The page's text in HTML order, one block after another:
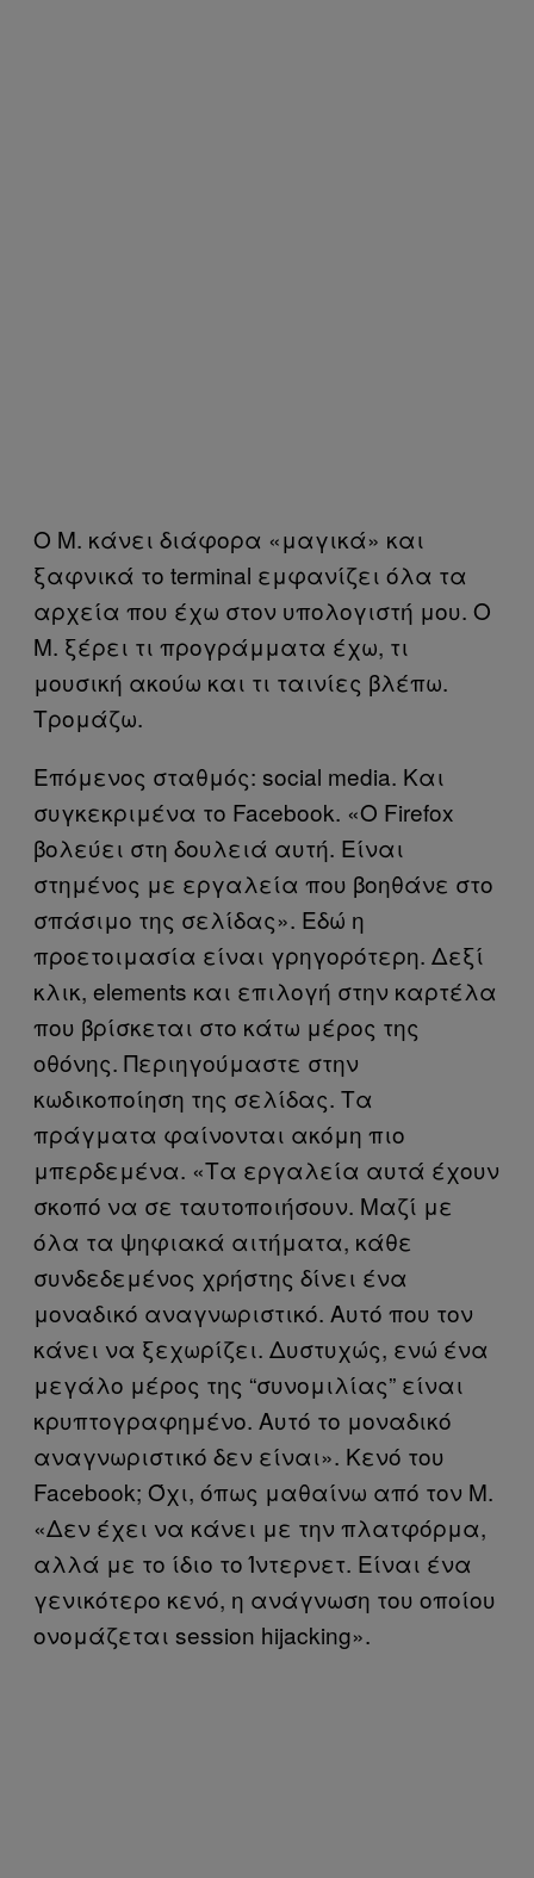
Ο Μ. κάνει διάφορα «μαγικά» και
ξαφνικά το terminal εμφανίζει όλα τα
αρχεία που έχω στον υπολογιστή μου. Ο
Μ. ξέρει τι προγράμματα έχω, τι
μουσική ακούω και τι ταινίες βλέπω.
Τρομάζω.
Επόμενος σταθμός: social media. Και
συγκεκριμένα το Facebook. «Ο Firefox
βολεύει στη δουλειά αυτή. Είναι
στημένος με εργαλεία που βοηθάνε στο
σπάσιμο της σελίδας». Εδώ η
προετοιμασία είναι γρηγορότερη. Δεξί
κλικ, elements και επιλογή στην καρτέλα
που βρίσκεται στο κάτω μέρος της
οθόνης. Περιηγούμαστε στην
κωδικοποίηση της σελίδας. Τα
πράγματα φαίνονται ακόμη πιο
μπερδεμένα. «Τα εργαλεία αυτά έχουν
σκοπό να σε ταυτοποιήσουν. Μαζί με
όλα τα ψηφιακά αιτήματα, κάθε
συνδεδεμένος χρήστης δίνει ένα
μοναδικό αναγνωριστικό. Αυτό που τον
κάνει να ξεχωρίζει. Δυστυχώς, ενώ ένα
μεγάλο μέρος της “συνομιλίας” είναι
κρυπτογραφημένο. Αυτό το μοναδικό
αναγνωριστικό δεν είναι». Κενό του
Facebook; Όχι, όπως μαθαίνω από τον Μ.
«Δεν έχει να κάνει με την πλατφόρμα,
αλλά με το ίδιο το Ίντερνετ. Είναι ένα
γενικότερο κενό, η ανάγνωση του οποίου
ονομάζεται session hijacking».